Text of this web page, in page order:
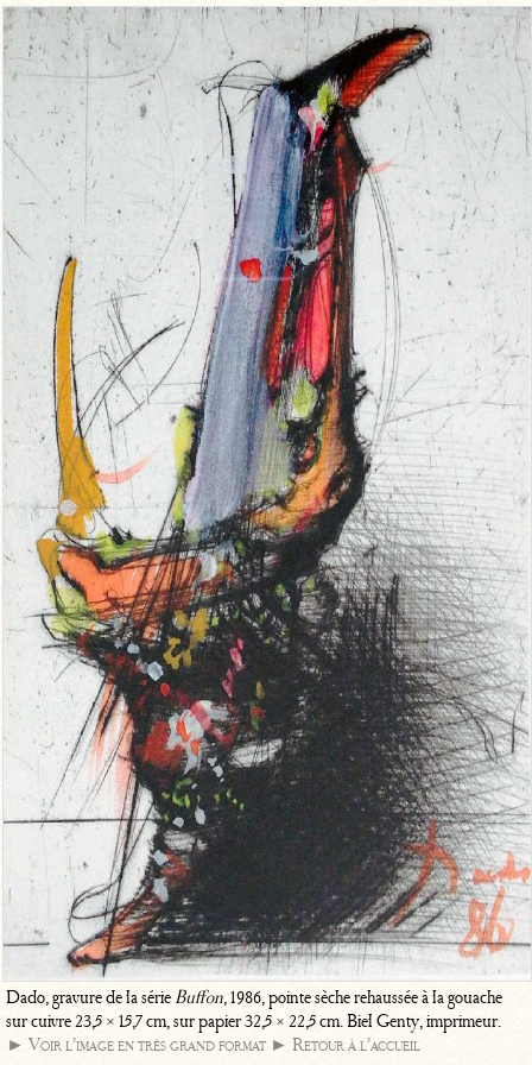
Dado, gravure de la série Buffon, 1986, pointe sèche rehaussée à la gouache
sur cuivre 23,5 × 15,7 cm, sur papier 32,5 × 22,5 cm. Biel Genty, imprimeur.
► Voir l’image en très grand format ► Retour à l’accueil